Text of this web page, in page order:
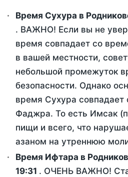
Время Сухура в
. ВАЖНО! Если вы не
время совпадает со
в вашей местности,
небольшой промежуток
безопасности. Однако
время Сухура совпадает
Фаджра. То есть Имсак
пищи и всего, что
азаном на утреннюю
Время Ифтара в
19:31 . ОЧЕНЬ ВАЖНО!